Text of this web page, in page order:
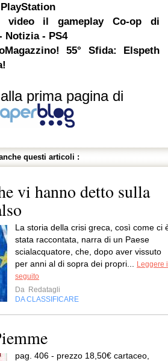
video il gameplay Co-op di
Notizia - PS4
55° Sfida: Elspeth
prima pagina di
questi articoli :
vi hanno detto sulla
La storia della crisi greca, così come ci
stata raccontata, narra di un Paese
scialacquatore, che, dopo aver vissuto
per anni al di sopra dei propri...
Leggere
seguito
Da Redatagli
DA CLASSIFICARE
pag. 406 - prezzo 18,50€ cartaceo,